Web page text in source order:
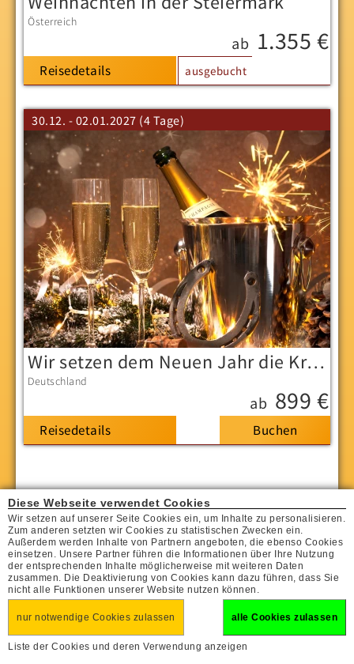
Österreich
ab 1.355 €
Reisedetails ausgebucht
30.12. - 02.01.2027 (4 Tage)
Wir setzen dem Neuen Jahr die Krone auf!
Deutschland
ab 899 €
Reisedetails
Unsere Reisen Januar 2027
Samstag, 30.01.2027 (1 Tag)
Diese Webseite verwendet Cookies
Wir setzen auf unserer Seite Cookies ein, um Inhalte zu personalisieren.
Zum anderen setzten wir Cookies zu statistischen Zwecken ein.
Außerdem werden Inhalte von Partnern angeboten, die ebenso Cookies
einsetzen. Unsere Partner führen die Informationen über Ihre Nutzung
der entsprechenden Inhalte möglicherweise mit weiteren Daten
zusammen. Die Deaktivierung von Cookies kann dazu führen, dass Sie
nicht alle Funktionen unserer Website nutzen können.
nur notwendige Cookies zulassen alle Cookies zulassen
Liste der Cookies und deren Verwendung anzeigen